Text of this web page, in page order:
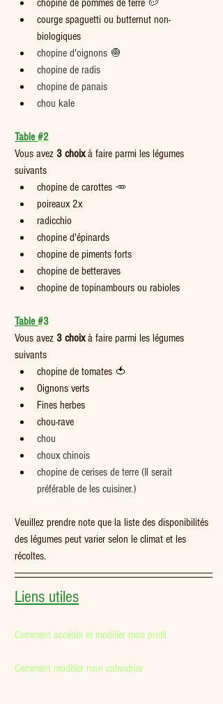
chopine de pommes de terre 🥔
courge spaguetti ou butternut non-
biologiques
chopine d'oignons 🧅
chopine de radis
chopine de panais
chou kale
Table #2
Vous avez 3 choix à faire parmi les légumes
suivants
chopine de carottes 🥕
poireaux 2x
radicchio
chopine d'épinards
chopine de piments forts
chopine de betteraves
chopine de topinambours ou rabioles
Table #3
Vous avez 3 choix à faire parmi les légumes
suivants
chopine de tomates 🍅
Oignons verts
Fines herbes
chou-rave
chou
choux chinois
chopine de cerises de terre (Il serait
préférable de les cuisiner.)
Veuillez prendre note que la liste des disponibilités
des légumes peut varier selon le climat et les
récoltes.
Liens utiles
Comment accéder et modifier mon profil
Comment modifier mon calendrier